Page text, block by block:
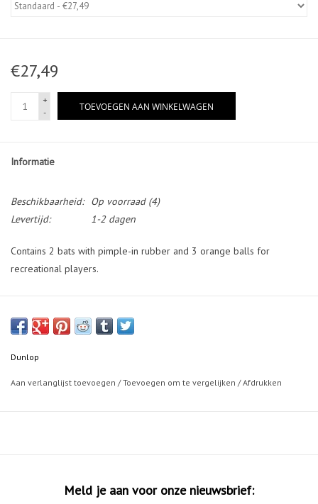
€27,49
+
-
TOEVOEGEN AAN WINKELWAGEN
Informatie
Beschikbaarheid: Op voorraad(4)
Levertijd:
1-2 dagen
Contains 2 bats with pimple-in rubber and 3 orange balls for
recreational players.
Dunlop
Aan verlanglijst toevoegen /Toevoegen om te vergelijken /Afdrukken
Meld je aan voor onze nieuwsbrief: